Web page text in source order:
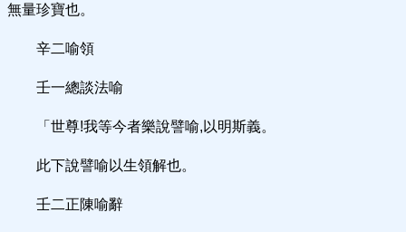
無量珍寶也。
辛二喻領
壬一總談法喻
「世尊!我等今者樂說譬喻,以明斯義。
此下說譬喻以生領解也。
壬二正陳喻辭